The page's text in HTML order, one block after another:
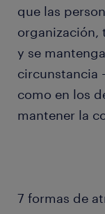
que las
organización,
y se
circunstancia
como en los
mantener la
7 formas de